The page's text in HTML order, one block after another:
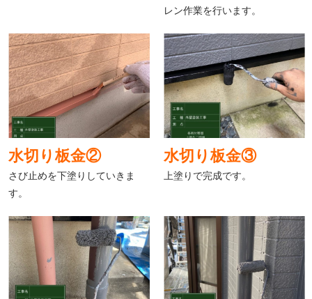
レン作業を行います。
水切り板金②
さび止めを下塗りしていきま
す。
水切り板金③
上塗りで完成です。